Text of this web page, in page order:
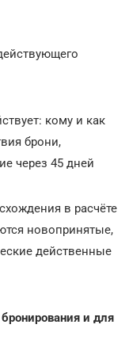
кому и как
брони,
через 45 дней
в расчёте
новопринятые,
действенные
и для